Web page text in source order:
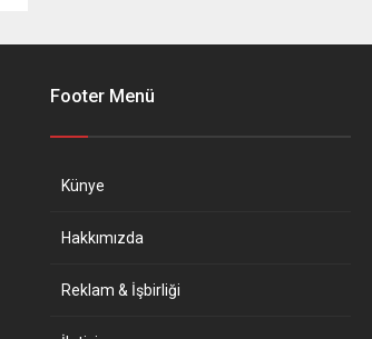
Footer Menü
Künye
Hakkımızda
Reklam & İşbirliği